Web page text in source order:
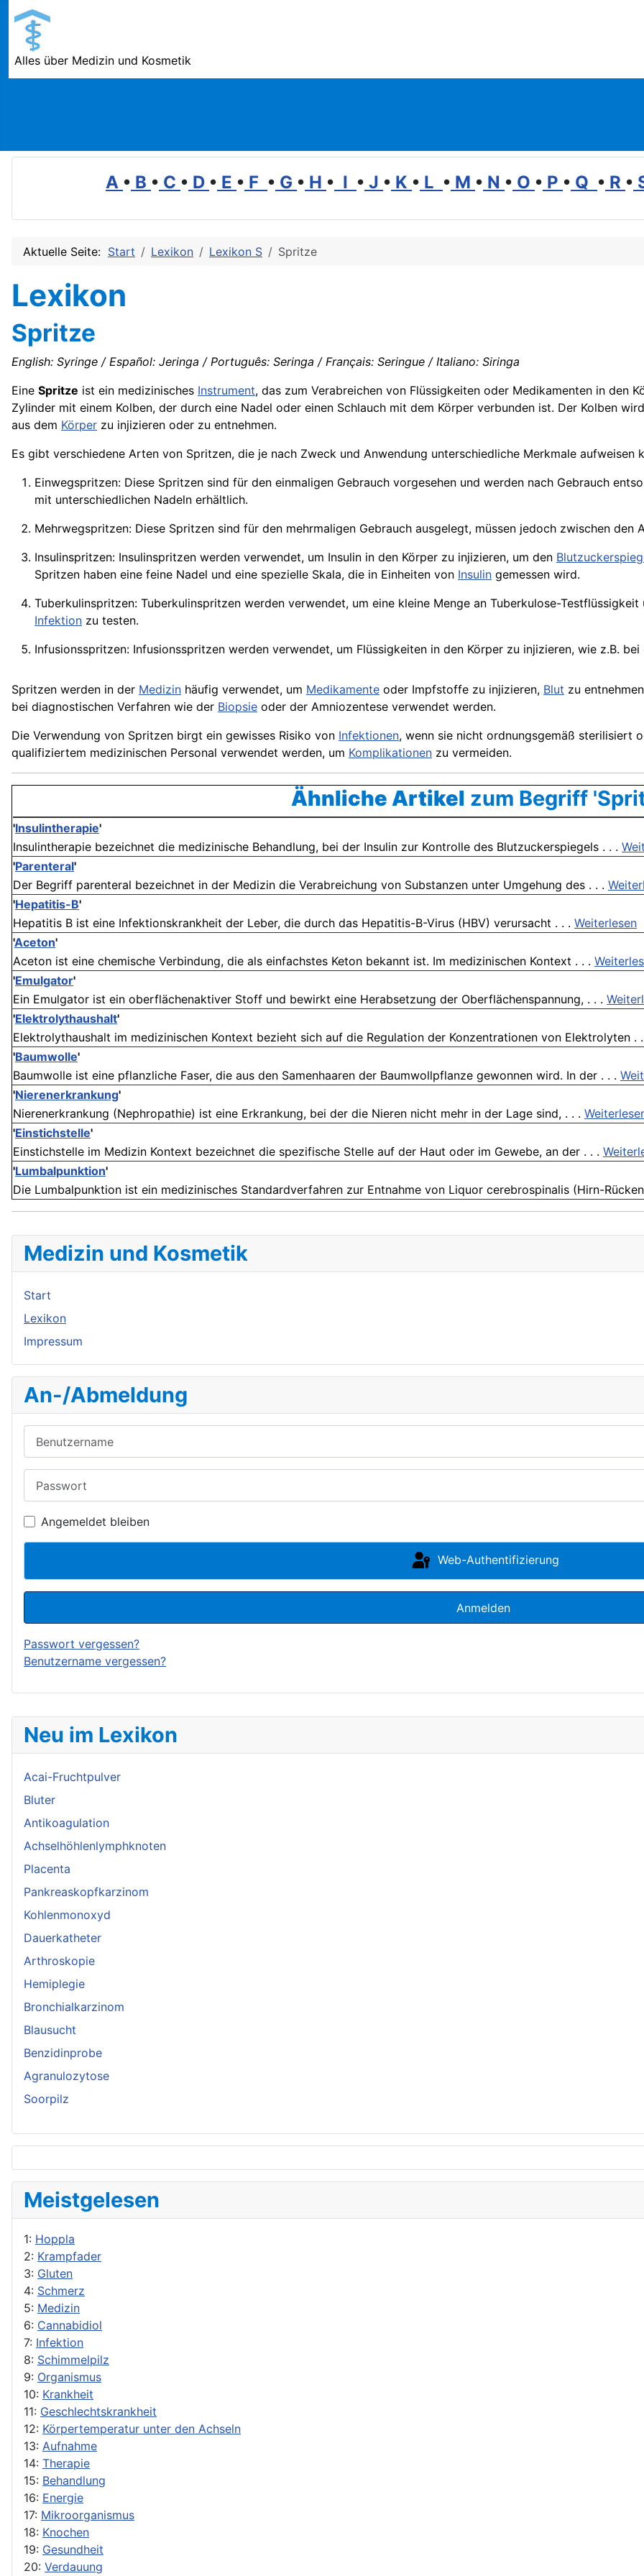
Alles über Medizin und Kosmetik
A • B • C • D • E • F • G • H • I • J • K • L • M • N • O • P • Q • R •
Neu im Lexikon
Acai-Fruchtpulver
Bluter
Antikoagulation
Achselhöhlenlymphknoten
Placenta
Pankreaskopfkarzinom
Kohlenmonoxyd
Dauerkatheter
Arthroskopie
Hemiplegie
Bronchialkarzinom
Blausucht
Benzidinprobe
Agranulozytose
Soorpilz
Meistgelesen
1: Hoppla
2: Krampfader
3: Gluten
4: Schmerz
5: Medizin
6: Cannabidiol
7: Infektion
8: Schimmelpilz
9: Organismus
10: Krankheit
11: Geschlechtskrankheit
12: Körpertemperatur unter den Achseln
13: Aufnahme
14: Therapie
15: Behandlung
16: Energie
17: Mikroorganismus
18: Knochen
19: Gesundheit
20: Verdauung
Aktuelle Seite: Start Lexikon Lexikon S Spritze
Lexikon
Spritze
English: Syringe / Español: Jeringa / Português: Seringa / Français: Seringue / Italiano: Siringa
Eine Spritze ist ein medizinisches Instrument, das zum Verabreichen von Flüssigkeiten oder Medikamenten in den
Zylinder mit einem Kolben, der durch eine Nadel oder einen Schlauch mit dem Körper verbunden ist. Der Kolben
aus dem Körper zu injizieren oder zu entnehmen.
Es gibt verschiedene Arten von Spritzen, die je nach Zweck und Anwendung unterschiedliche Merkmale aufweisen
Einwegspritzen: Diese Spritzen sind für den einmaligen Gebrauch vorgesehen und werden nach Gebrauch
mit unterschiedlichen Nadeln erhältlich.
Mehrwegspritzen: Diese Spritzen sind für den mehrmaligen Gebrauch ausgelegt, müssen jedoch zwischen den
Insulinspritzen: Insulinspritzen werden verwendet, um Insulin in den Körper zu injizieren, um den
Spritzen haben eine feine Nadel und eine spezielle Skala, die in Einheiten von Insulin gemessen wird.
Tuberkulinspritzen: Tuberkulinspritzen werden verwendet, um eine kleine Menge an Tuberkulose-Testflüssigkeit
Infektion zu testen.
Infusionsspritzen: Infusionsspritzen werden verwendet, um Flüssigkeiten in den Körper zu injizieren, wie z.B.
Spritzen werden in der Medizin häufig verwendet, um Medikamente oder Impfstoffe zu injizieren, Blut zu
bei diagnostischen Verfahren wie der Biopsie oder der Amniozentese verwendet werden.
Die Verwendung von Spritzen birgt ein gewisses Risiko von Infektionen, wenn sie nicht ordnungsgemäß sterilisiert
qualifiziertem medizinischen Personal verwendet werden, um Komplikationen zu vermeiden.
Ähnliche Artikel zum Begriff
'Insulintherapie'
Insulintherapie bezeichnet die medizinische Behandlung, bei der Insulin zur Kontrolle des Blutzuckerspiegels . . .
'Parenteral'
Der Begriff parenteral bezeichnet in der Medizin die Verabreichung von Substanzen unter Umgehung des . . .
'Hepatitis-B'
Hepatitis B ist eine Infektionskrankheit der Leber, die durch das Hepatitis-B-Virus (HBV) verursacht . . . Weiterlesen
'Aceton'
Aceton ist eine chemische Verbindung, die als einfachstes Keton bekannt ist. Im medizinischen Kontext . . .
'Emulgator'
Ein Emulgator ist ein oberflächenaktiver Stoff und bewirkt eine Herabsetzung der Oberflächenspannung, . . .
'Elektrolythaushalt'
Elektrolythaushalt im medizinischen Kontext bezieht sich auf die Regulation der Konzentrationen von Elektrolyten .
'Baumwolle'
Baumwolle ist eine pflanzliche Faser, die aus den Samenhaaren der Baumwollpflanze gewonnen wird. In der . . .
'Nierenerkrankung'
Nierenerkrankung (Nephropathie) ist eine Erkrankung, bei der die Nieren nicht mehr in der Lage sind, . . .
'Einstichstelle'
Einstichstelle im Medizin Kontext bezeichnet die spezifische Stelle auf der Haut oder im Gewebe, an der . . .
'Lumbalpunktion'
Die Lumbalpunktion ist ein medizinisches Standardverfahren zur Entnahme von Liquor cerebrospinalis (Hirn-
Medizin und Kosmetik
Start
Lexikon
Impressum
An-/Abmeldung
Angemeldet bleiben
Web-Authentifizierung
Anmelden
Passwort vergessen?
Benutzername vergessen?